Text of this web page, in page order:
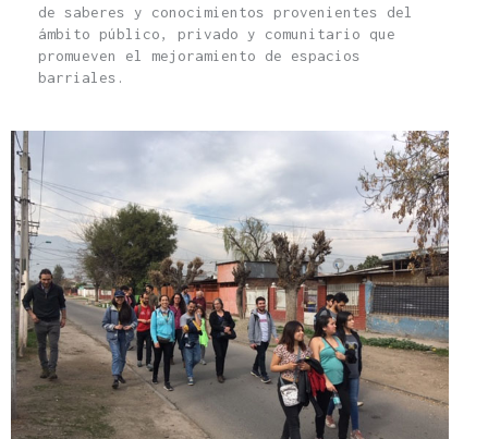
de saberes y conocimientos provenientes del
ámbito público, privado y comunitario que
promueven el mejoramiento de espacios
barriales.